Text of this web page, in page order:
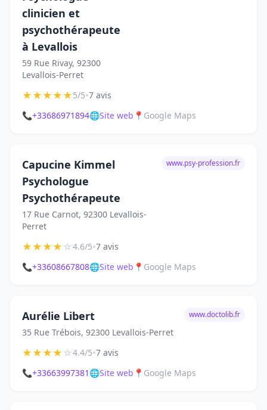
clinicien et
psychothérapeute
à Levallois
59 Rue Rivay, 92300
Levallois-Perret
★★★★★5/5•7 avis
📞+33686971894🌐Site web 📍 Google Maps
Capucine Kimmel
Psychologue
Psychothérapeute
17 Rue Carnot, 92300 Levallois-
Perret
www.psy-profession.fr
★★★★☆4.6/5•7 avis
📞+33608667808🌐Site web 📍 Google Maps
Aurélie Libert
35 Rue Trébois, 92300 Levallois-Perret
www.doctolib.fr
★★★★☆4.4/5•7 avis
📞+33663997381 🌐Site web 📍 Google Maps